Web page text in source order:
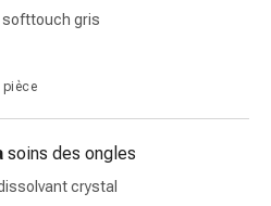
softtouch gris
pièce
soins des ongles
crystal